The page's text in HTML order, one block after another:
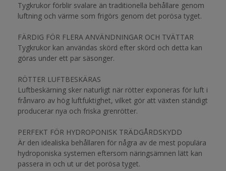
Tygkrukor förblir svalare än traditionella behållare genom
luftning och värme som frigörs genom det porösa tyget.
FÄRDIG FÖR FLERA ANVÄNDNINGAR OCH TVÄTTAR
Tygkrukor kan användas skörd efter skörd och detta kan
göras under ett par säsonger.
RÖTTER LUFTBESKÄRAS
Luftbeskärning sker naturligt när rötter exponeras för luft i
frånvaro av hög luftfuktighet, vilket gör att växten ständigt
producerar nya och friska grenrötter.
PERFEKT FÖR HYDROPONISK TRÄDGÅRDSKYDD
Är den idealiska behållaren för några av de mest populära
hydroponiska systemen eftersom näringsämnen lätt kan
passera in och ut ur det porösa tyget.